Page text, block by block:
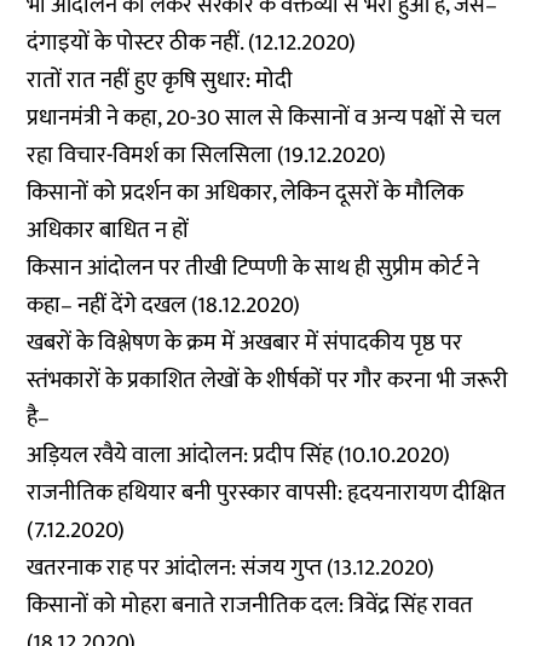
दंगाइयों के पोस्टर ठीक नहीं. (12.12.2020)
रातों रात नहीं हुए कृषि सुधार: मोदी
प्रधानमंत्री ने कहा, 20-30 साल से किसानों व अन्य पक्षों से चल
रहा विचार-विमर्श का सिलसिला (19.12.2020)
किसानों को प्रदर्शन का अधिकार, लेकिन दूसरों के मौलिक
अधिकार बाधित न हों
किसान आंदोलन पर तीखी टिप्पणी के साथ ही सुप्रीम कोर्ट ने
कहा– नहीं देंगे दखल (18.12.2020)
खबरों के विश्लेषण के क्रम में अखबार में संपादकीय पृष्ठ पर
स्तंभकारों के प्रकाशित लेखों के शीर्षकों पर गौर करना भी जरूरी
है–
अड़ियल रवैये वाला आंदोलन: प्रदीप सिंह(10.10.2020)
राजनीतिक हथियार बनी पुरस्कार वापसी: हृदयनारायण दीक्षित
(7.12.2020)
खतरनाक राह पर आंदोलन: संजय गुप्त(13.12.2020)
किसानों को मोहरा बनाते राजनीतिक दल: त्रिवेंद्र सिंह रावत